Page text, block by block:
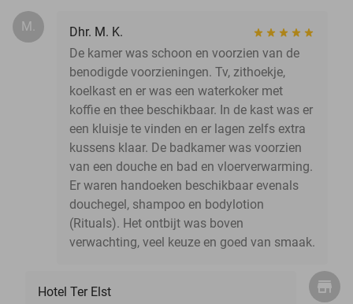
M.
Dhr. M. K.
De kamer was schoon en voorzien van de
benodigde voorzieningen. Tv, zithoekje,
koelkast en er was een waterkoker met
koffie en thee beschikbaar. In de kast was er
een kluisje te vinden en er lagen zelfs extra
kussens klaar. De badkamer was voorzien
van een douche en bad en vloerverwarming.
Er waren handoeken beschikbaar evenals
douchegel, shampoo en bodylotion
(Rituals). Het ontbijt was boven
verwachting, veel keuze en goed van smaak.
Hotel Ter Elst